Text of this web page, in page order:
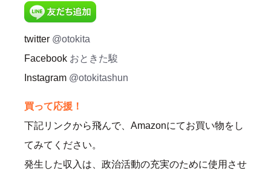
twitter @otokita
Facebook おときた駿
Instagram @otokitashun
買って応援！
下記リンクから飛んで、Amazonにてお買い物をし
てみてください。
発生した収入は、政治活動の充実のために使用させ